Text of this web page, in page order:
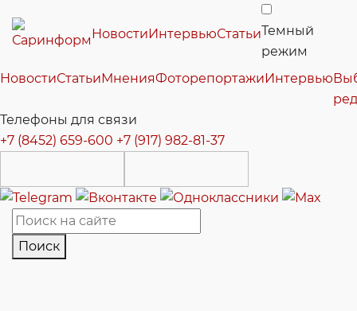
НовостиИнтервьюСтатьиТемный
режим
НовостиСтатьиМненияФоторепортажиИнтервью
Телефоны для связи
+7 (8452) 659-600 +7 (917) 982-81-37
Поиск